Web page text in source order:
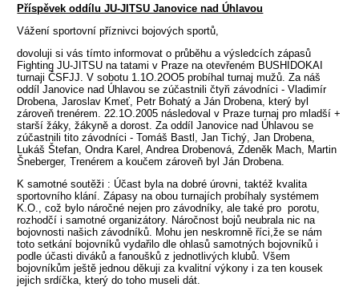
Příspěvek oddílu JU-JITSU Janovice nad Úhlavou
Vážení sportovní příznivci bojových sportů,
dovoluji si vás tímto informovat o průběhu a výsledcích zápasů
Fighting JU-JITSU na tatami v Praze na otevřeném BUSHIDOKAI
turnaji ČSFJJ. V sobotu 1.1O.2OO5 probíhal turnaj mužů. Za náš
oddíl Janovice nad Úhlavou se zúčastnili čtyři závodníci - Vladimír
Drobena, Jaroslav Kmeť, Petr Bohatý a Ján Drobena, který byl
zároveň trenérem. 22.1O.2005 následoval v Praze turnaj pro mladší +
starší žáky, žákyně a dorost. Za oddíl Janovice nad Úhlavou se
zúčastnili tito závodníci - Tomáš Bastl, Jan Tichý, Jan Drobena,
Lukáš Štefan, Ondra Karel, Andrea Drobenová, Zdeněk Mach, Martin
Šneberger, Trenérem a koučem zároveň byl Ján Drobena.
K samotné soutěži : Účast byla na dobré úrovni, taktéž kvalita
sportovního klání. Zápasy na obou turnajích probíhaly systémem
K.O., což bylo náročné nejen pro závodníky, ale také pro porotu,
rozhodčí i samotné organizátory. Náročnost bojů neubrala nic na
bojovnosti našich závodníků. Mohu jen neskromně říci,že se nám
toto setkání bojovníků vydařilo dle ohlasů samotných bojovníků i
podle účasti diváků a fanoušků z jednotlivých klubů. Všem
bojovníkům ještě jednou děkuji za kvalitní výkony i za ten kousek
jejich srdíčka, který do toho museli dát.